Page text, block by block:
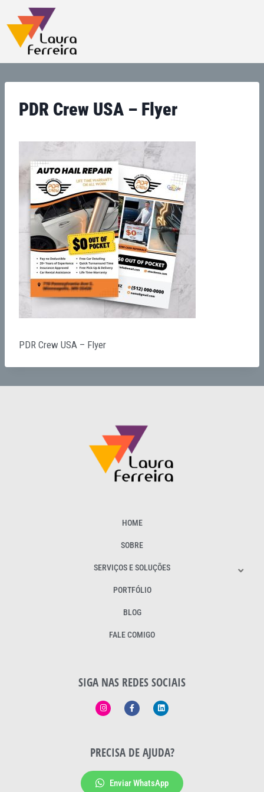
PDR Crew USA – Flyer
PDR Crew USA – Flyer
HOME
SOBRE
SERVIÇOS E SOLUÇÕES
PORTFÓLIO
BLOG
FALE COMIGO
SIGA NAS REDES SOCIAIS
PRECISA DE AJUDA?
Enviar WhatsApp